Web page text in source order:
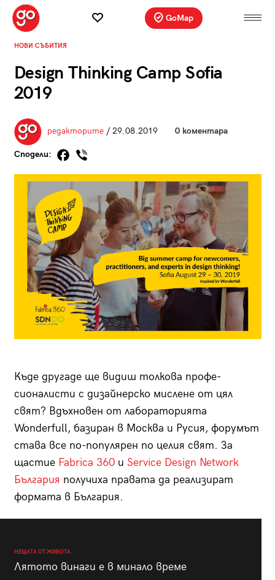
GoMap
НОВИ СЪБИТИЯ
Design Thinking Camp Sofia
2019
редакторите/ 29.08.2019 0 коментара
Сподели:
Къде другаде ще видиш толкова профе­
сионалисти с дизайнерско мислене от цял
свят? Вдъх­новен от лабораторията
Wonderfull, базиран в Москва и Русия, форумът
става все по­-популярен по целия свят. За
щастие Fabrica 360и Service Design Network
България получиха правата да реализират
формата в България.
НЕЩАТА ОТ ЖИВОТА
Лятото винаги е в минало време